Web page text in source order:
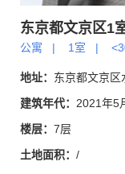
东京都文京区1
公寓 | 1室 |
地址： 东京都文京区
建筑年代： 2021年5
楼层： 7层
土地面积： /